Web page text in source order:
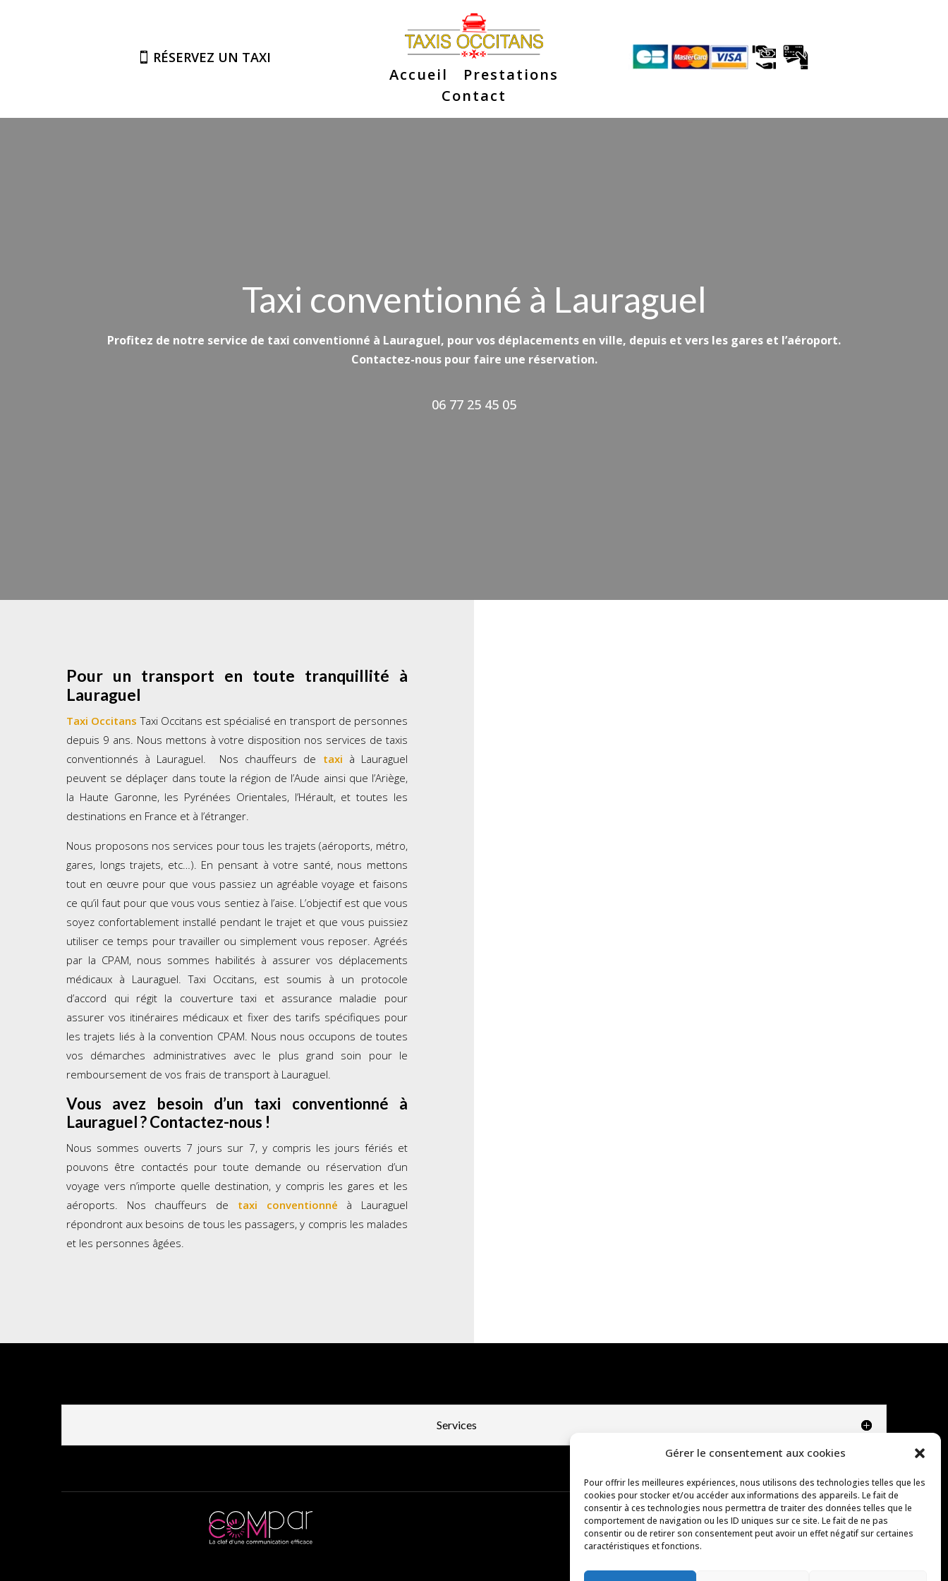
Gérer le consentement aux cookies
Pour offrir les meilleures expériences, nous utilisons des technologies telles que les
cookies pour stocker et/ou accéder aux informations des appareils. Le fait de
consentir à ces technologies nous permettra de traiter des données telles que le
comportement de navigation ou les ID uniques sur ce site. Le fait de ne pas
consentir ou de retirer son consentement peut avoir un effet négatif sur certaines
caractéristiques et fonctions.
RÉSERVEZ UN TAXI
Accueil
Prestations
Contact
Taxi conventionné à Lauraguel
Profitez de notre service de taxi conventionné à Lauraguel, pour vos déplacements en ville, depuis et vers les gares et l’aéroport.
Contactez-nous pour faire une réservation.
06 77 25 45 05
Pour un transport en toute tranquillité à
Lauraguel
Taxi Occitans Taxi Occitans est spécialisé en transport de personnes
depuis 9 ans. Nous mettons à votre disposition nos services de taxis
conventionnés à Lauraguel. Nos chauffeurs de taxi à Lauraguel
peuvent se déplaçer dans toute la région de l’Aude ainsi que l’Ariège,
la Haute Garonne, les Pyrénées Orientales, l’Hérault, et toutes les
destinations en France et à l’étranger.
Nous proposons nos services pour tous les trajets (aéroports, métro,
gares, longs trajets, etc…). En pensant à votre santé, nous mettons
tout en œuvre pour que vous passiez un agréable voyage et faisons
ce qu’il faut pour que vous vous sentiez à l’aise. L’objectif est que vous
soyez confortablement installé pendant le trajet et que vous puissiez
utiliser ce temps pour travailler ou simplement vous reposer. Agréés
par la CPAM, nous sommes habilités à assurer vos déplacements
médicaux à Lauraguel. Taxi Occitans, est soumis à un protocole
d’accord qui régit la couverture taxi et assurance maladie pour
assurer vos itinéraires médicaux et fixer des tarifs spécifiques pour
les trajets liés à la convention CPAM. Nous nous occupons de toutes
vos démarches administratives avec le plus grand soin pour le
remboursement de vos frais de transport à Lauraguel.
Vous avez besoin d’un taxi conventionné à
Lauraguel? Contactez-nous !
Nous sommes ouverts 7 jours sur 7, y compris les jours fériés et
pouvons être contactés pour toute demande ou réservation d’un
voyage vers n’importe quelle destination, y compris les gares et les
aéroports. Nos chauffeurs de taxi conventionné à Lauraguel
répondront aux besoins de tous les passagers, y compris les malades
et les personnes âgées.
Services